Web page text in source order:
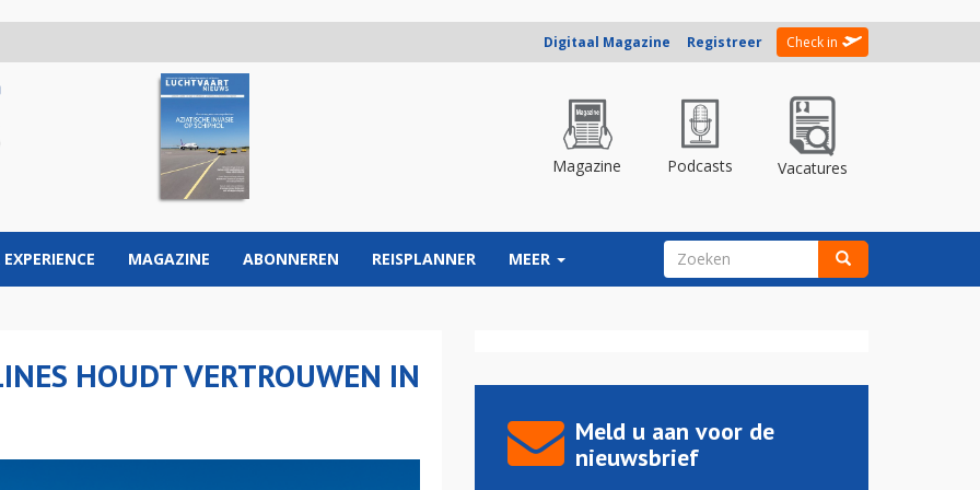
Digitaal Magazine Registreer Check in
Magazine Podcasts Vacatures
EXPERIENCE MAGAZINE ABONNEREN REISPLANNER MEER ZOEKVELD
HOUDT VERTROUWEN IN
Meld u aan voor de
nieuwsbrief